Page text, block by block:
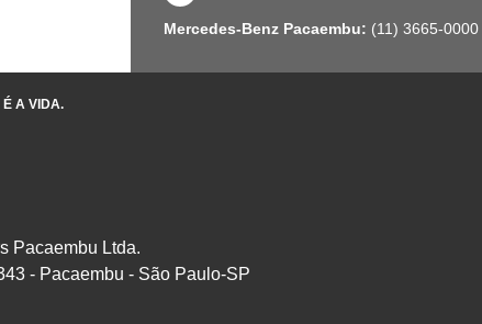
Mercedes-Benz Pacaembu: (11) 3665-0000
É A VIDA.
Pacaembu Ltda.
- Pacaembu - São Paulo-SP